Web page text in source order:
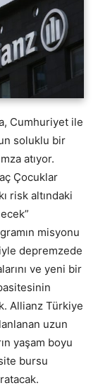
Cumhuriyet ile
soluklu bir
atıyor.
Çocuklar
risk altındaki
misyonu
depremzede
ve yeni bir
Allianz Türkiye
uzun
yaşam boyu
bursu